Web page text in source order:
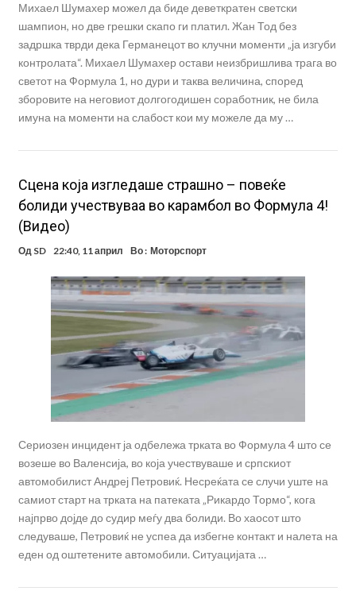
Михаел Шумахер можел да биде деветкратен светски
шампион, но две грешки скапо ги платил. Жан Тод без
задршка тврди дека Германецот во клучни моменти „ја изгуби
контролата“. Михаел Шумахер остави неизбришлива трага во
светот на Формула 1, но дури и таква величина, според
зборовите на неговиот долгогодишен соработник, не била
имуна на моменти на слабост кои му можеле да му …
Сцена која изгледаше страшно – повеќе
болиди учествуваа во карамбол во Формула 4!
(Видео)
Од SD 22:40, 11 април Во : Моторспорт
Сериозен инцидент ја одбележа трката во Формула 4 што се
возеше во Валенсија, во која учествуваше и српскиот
автомобилист Андреј Петровиќ. Несреќата се случи уште на
самиот старт на трката на патеката „Рикардо Тормо“, кога
најпрво дојде до судир меѓу два болиди. Во хаосот што
следуваше, Петровиќ не успеа да избегне контакт и налета на
еден од оштетените автомобили. Ситуацијата …